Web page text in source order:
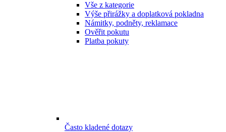
Vše z kategorie
Výše přirážky a doplatková pokladna
Námitky, podněty, reklamace
Ověřit pokutu
Platba pokuty
Často kladené dotazy